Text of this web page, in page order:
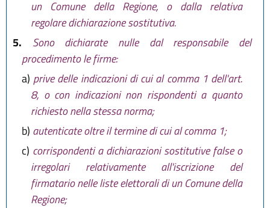
un Comune della Regione, o dalla relativa
regolare dichiarazione sostitutiva.
5.
Sono dichiarate nulle dal responsabile del
procedimento le firme:
a) prive delle indicazioni di cui al comma 1 dell'art.
8, o con indicazioni non rispondenti a quanto
richiesto nella stessa norma;
b) autenticate oltre il termine di cui al comma 1;
c) corrispondenti a dichiarazioni sostitutive false o
irregolari relativamente all'iscrizione del
firmatario nelle liste elettorali di un Comune della
Regione;